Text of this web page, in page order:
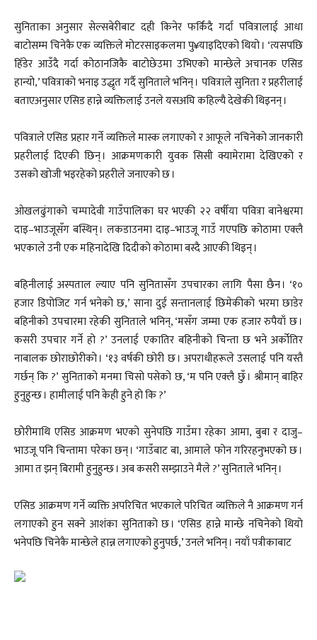
सुनिताका अनुसार सेल्सबेरीबाट दही किनेर फर्किंदै गर्दा पवित्रालाई आधा
बाटोसम्म चिनेकै एक व्यक्तिले मोटरसाइकलमा पु¥याइदिएको थियो । ‘त्यसपछि
हिँडेर आउँदै गर्दा कोठानजिकै बाटोछेउमा उभिएको मान्छेले अचानक एसिड
हान्यो,’ पवित्राको भनाइ उद्धृत गर्दै सुनिताले भनिन् । पवित्राले सुनिता र प्रहरीलाई
बताएअनुसार एसिड हान्ने व्यक्तिलाई उनले यसअघि कहिल्यै देखेकी थिइनन् ।
पवित्राले एसिड प्रहार गर्ने व्यक्तिले मास्क लगाएको र आफूले नचिनेको जानकारी
प्रहरीलाई दिएकी छिन् । आक्रमणकारी युवक सिसी क्यामेरामा देखिएको र
उसको खोजी भइरहेको प्रहरीले जनाएको छ ।
ओखलढुंगाको चम्पादेवी गाउँपालिका घर भएकी २२ वर्षीया पवित्रा बानेश्वरमा
दाइ–भाउजूसँग बस्थिन् । लकडाउनमा दाइ–भाउजू गाउँ गएपछि कोठामा एक्लै
भएकाले उनी एक महिनादेखि दिदीको कोठामा बस्दै आएकी थिइन् ।
बहिनीलाई अस्पताल ल्याए पनि सुनितासँग उपचारका लागि पैसा छैन । ‘१०
हजार डिपोजिट गर्न भनेको छ,’ साना दुई सन्तानलाई छिमेकीको भरमा छाडेर
बहिनीको उपचारमा रहेकी सुनिताले भनिन्, ‘मसँग जम्मा एक हजार रुपैयाँ छ ।
कसरी उपचार गर्ने हो ?’ उनलाई एकातिर बहिनीको चिन्ता छ भने अर्कोतिर
नाबालक छोराछोरीको । ‘१३ वर्षकी छोरी छ । अपराधीहरूले उसलाई पनि यस्तै
गर्छन् कि ?’ सुनिताको मनमा चिसो पसेको छ, ‘म पनि एक्लै छुँ । श्रीमान् बाहिर
हुनुहुन्छ । हामीलाई पनि केही हुने हो कि ?’
छोरीमाथि एसिड आक्रमण भएको सुनेपछि गाउँमा रहेका आमा, बुबा र दाजु–
भाउजू पनि चिन्तामा परेका छन् । ‘गाउँबाट बा, आमाले फोन गरिरहनुभएको छ ।
आमा त झन् बिरामी हुनुहुन्छ । अब कसरी सम्झाउने मैले ?’ सुनिताले भनिन् ।
एसिड आक्रमण गर्ने व्यक्ति अपरिचित भएकाले परिचित व्यक्तिले नै आक्रमण गर्न
लगाएको हुन सक्ने आशंका सुनिताको छ । ‘एसिड हान्ने मान्छे नचिनेको थियो
भनेपछि चिनेकै मान्छेले हान्न लगाएको हुनुपर्छ,’ उनले भनिन् । नयाँ पत्रीकाबाट